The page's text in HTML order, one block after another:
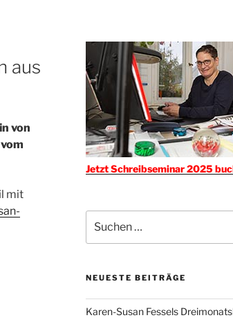
aus
von
mit
Jetzt Schreibseminar 2025
nach:
NEUESTE BEITRÄGE
Karen-Susan Fessels